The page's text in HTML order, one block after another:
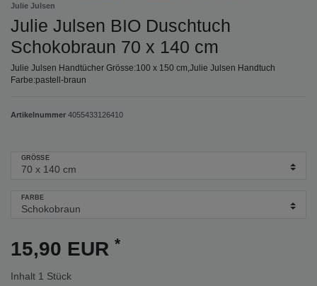
Julie Julsen
Julie Julsen BIO Duschtuch
Schokobraun 70 x 140 cm
Julie Julsen Handtücher Grösse:100 x 150 cm,Julie Julsen Handtuch
Farbe:pastell-braun
Artikelnummer 4055433126410
GRÖSSE
FARBE
15,90 EUR *
Inhalt 1 Stück